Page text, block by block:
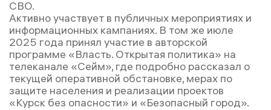
СВО.
Активно участвует в публичных мероприятиях и
информационных кампаниях. В том же июле
2025 года принял участие в авторской
программе «Власть. Открытая политика» на
телеканале «Сейм», где подробно рассказал о
текущей оперативной обстановке, мерах по
защите населения и реализации проектов
«Курск без опасности» и «Безопасный город».